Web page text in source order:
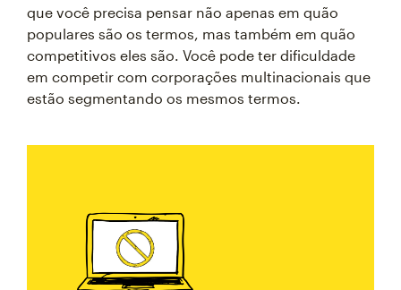
que você precisa pensar não apenas em quão
populares são os termos, mas também em quão
competitivos eles são. Você pode ter dificuldade
em competir com corporações multinacionais que
estão segmentando os mesmos termos.